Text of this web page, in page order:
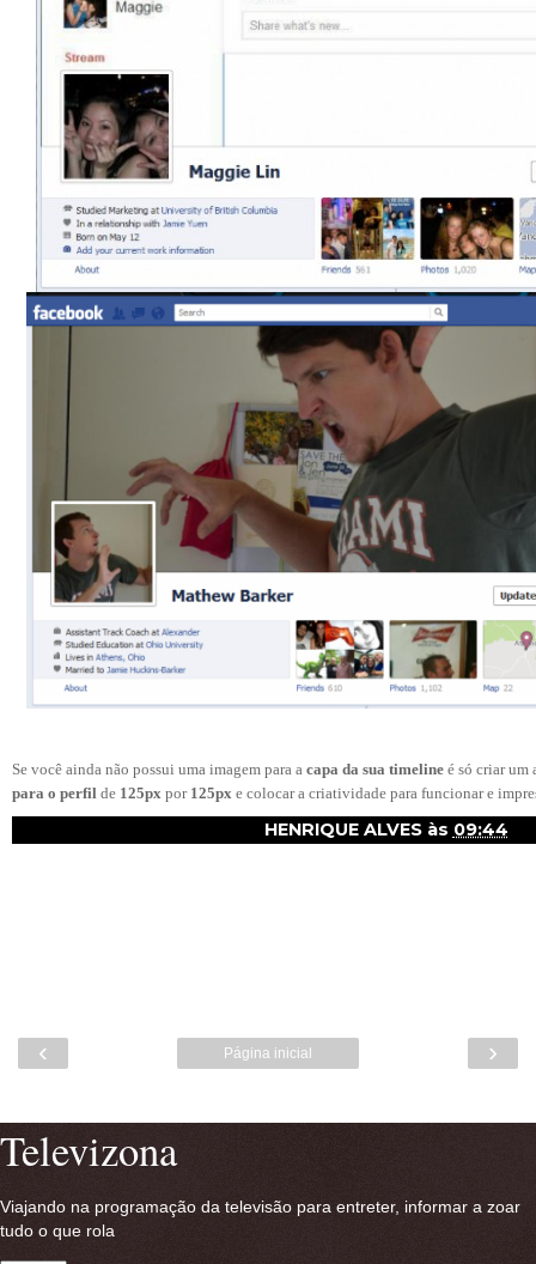
Se você ainda não possui uma imagem para a capa da sua timeline é só criar
para o perfil de 125px por 125px e colocar a criatividade para funcionar e
HENRIQUE ALVES às 09:44
‹ ›
Página inicial
Televizona
Viajando na programação da televisão para entreter, informar a zoar
tudo o que rola